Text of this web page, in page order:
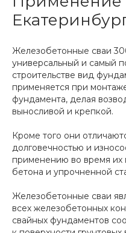
Железобетонные сваи
универсальный и самый
строительстве вид
применяется при
фундамента, делая
выносливой и крепкой.
Кроме того они
долговечностью и
применению во время их
бетона и упрочненной
Железобетонные сваи
всех железобетонных
свайных фундаментов